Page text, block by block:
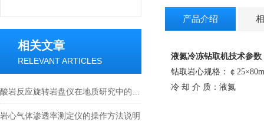
相关文章
RELEVANT ARTICLES
岩心气体渗透率测定仪的操作方法说明
产品介绍
液氮冷冻钻取机技术参数
钻取岩心规格 ：￠ 25
冷 却 介 质：液氮